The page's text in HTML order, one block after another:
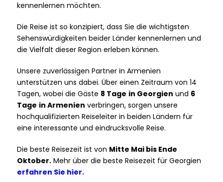
kennenlernen möchten.
Die Reise ist so konzipiert, dass Sie die wichtigsten
Sehenswürdigkeiten beider Länder kennenlernen und
die Vielfalt dieser Region erleben können.
Unsere zuverlässigen Partner in Armenien
unterstützen uns dabei. Über einen Zeitraum von 14
Tagen, wobei die Gäste 8 Tage in Georgien und 6
Tage in Armenien verbringen, sorgen unsere
hochqualifizierten Reiseleiter in beiden Ländern für
eine interessante und eindrucksvolle Reise.
Die beste Reisezeit ist von Mitte Mai bis Ende
Oktober. Mehr über die beste Reisezeit für Georgien
erfahren Sie hier.